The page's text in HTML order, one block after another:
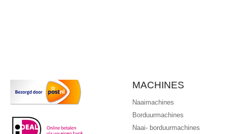
MACHINES
Naaimachines
Borduurmachines
Naai- borduurmachines